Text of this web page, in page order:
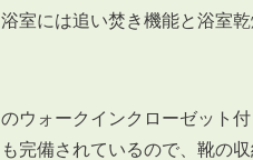
室には追い焚き機能と浴室
ウォークインクローゼット
完備されているので、靴の